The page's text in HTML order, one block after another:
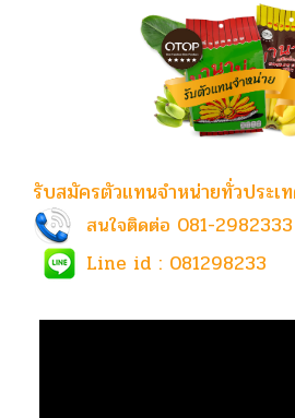
รับสมัครตัวแทนจำหน่ายทั่วประเ
สนใจติดต่อ 081-
Line id : 081298233